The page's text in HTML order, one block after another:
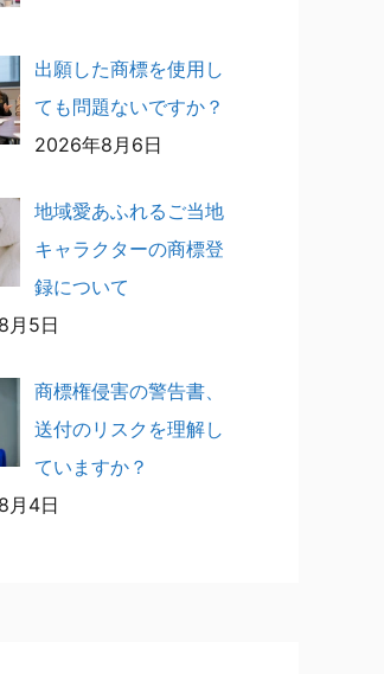
出願した商標を使用し
ても問題ないですか？
2026年8月6日
地域愛あふれるご当地
キャラクターの商標登
録について
月5日
商標権侵害の警告書、
送付のリスクを理解し
ていますか？
月4日